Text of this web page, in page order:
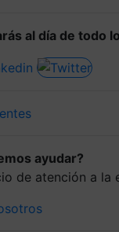
al día de todo
ayudar?
de atención a la